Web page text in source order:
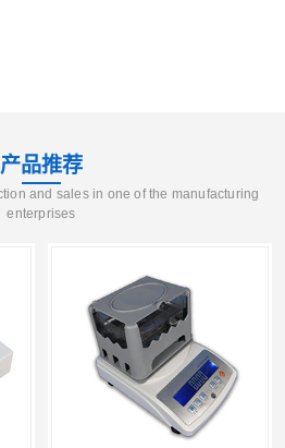
产品推荐
and sales in one of the manufacturing
enterprises